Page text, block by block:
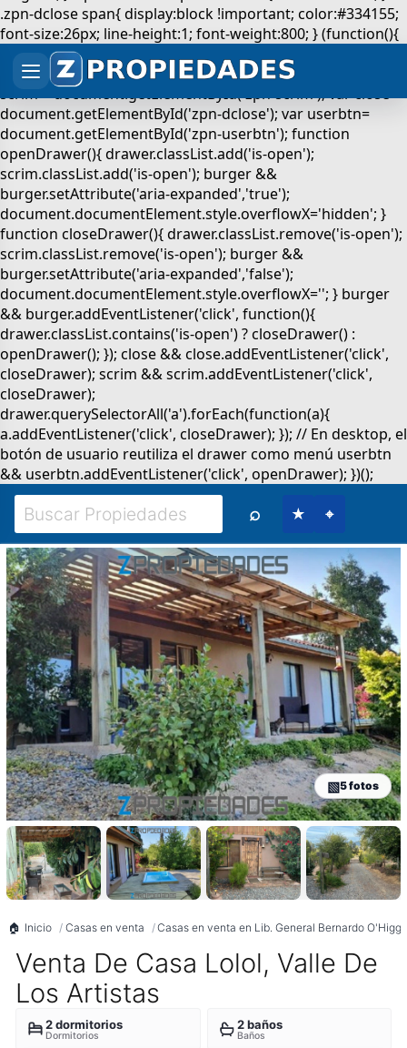
⌕ ★ ⌖
5 fotos
Inicio Casas en venta Casas en venta en Lib. General Bernardo
Venta De Casa Lolol, Valle De
Los Artistas
2 dormitorios
Dormitorios
2 baños
Baños